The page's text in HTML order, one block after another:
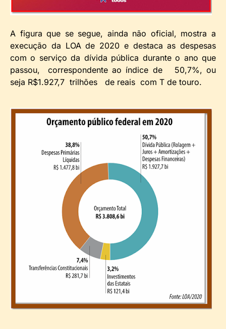
A figura que se segue, ainda não oficial, mostra a
execução da LOA de 2020 e destaca as despesas
com o serviço da dívida pública durante o ano que
passou, correspondente ao índice de 50,7%, ou
seja R$1.927,7 trilhões de reais com T de touro.